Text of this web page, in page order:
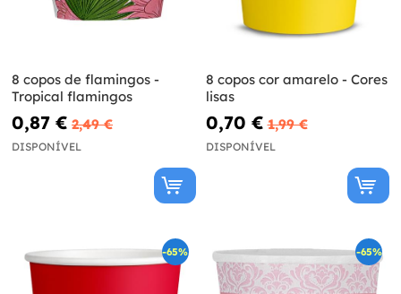
8 copos de flamingos -
Tropical flamingos
0,87 € 2,49 €
DISPONÍVEL
8 copos cor amarelo - Cores
lisas
0,70 € 1,99 €
DISPONÍVEL
-65% -65%